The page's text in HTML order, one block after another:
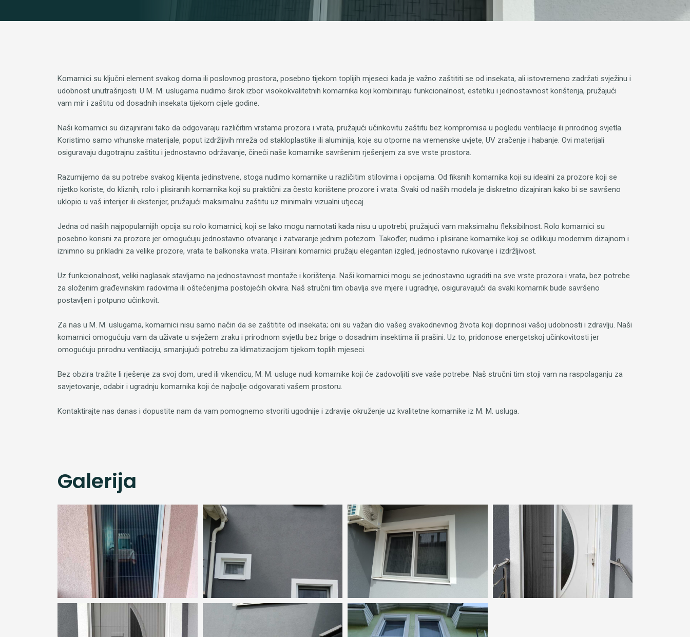
Komarnici su ključni element svakog doma ili poslovnog prostora, posebno tijekom toplijih mjeseci kada je važno zaštititi se od insekata, ali istovremeno zadržati svježinu i
udobnost unutrašnjosti. U M. M. uslugama nudimo širok izbor visokokvalitetnih komarnika koji kombiniraju funkcionalnost, estetiku i jednostavnost korištenja, pružajući
vam mir i zaštitu od dosadnih insekata tijekom cijele godine.
Naši komarnici su dizajnirani tako da odgovaraju različitim vrstama prozora i vrata, pružajući učinkovitu zaštitu bez kompromisa u pogledu ventilacije ili prirodnog svjetla.
Koristimo samo vrhunske materijale, poput izdržljivih mreža od stakloplastike ili aluminija, koje su otporne na vremenske uvjete, UV zračenje i habanje. Ovi materijali
osiguravaju dugotrajnu zaštitu i jednostavno održavanje, čineći naše komarnike savršenim rješenjem za sve vrste prostora.
Razumijemo da su potrebe svakog klijenta jedinstvene, stoga nudimo komarnike u različitim stilovima i opcijama. Od fiksnih komarnika koji su idealni za prozore koji se
rijetko koriste, do kliznih, rolo i plisiranih komarnika koji su praktični za često korištene prozore i vrata. Svaki od naših modela je diskretno dizajniran kako bi se savršeno
uklopio u vaš interijer ili eksterijer, pružajući maksimalnu zaštitu uz minimalni vizualni utjecaj.
Jedna od naših najpopularnijih opcija su rolo komarnici, koji se lako mogu namotati kada nisu u upotrebi, pružajući vam maksimalnu fleksibilnost. Rolo komarnici su
posebno korisni za prozore jer omogućuju jednostavno otvaranje i zatvaranje jednim potezom. Također, nudimo i plisirane komarnike koji se odlikuju modernim dizajnom i
iznimno su prikladni za velike prozore, vrata te balkonska vrata. Plisirani komarnici pružaju elegantan izgled, jednostavno rukovanje i izdržljivost.
Uz funkcionalnost, veliki naglasak stavljamo na jednostavnost montaže i korištenja. Naši komarnici mogu se jednostavno ugraditi na sve vrste prozora i vrata, bez potrebe
za složenim građevinskim radovima ili oštećenjima postojećih okvira. Naš stručni tim obavlja sve mjere i ugradnje, osiguravajući da svaki komarnik bude savršeno
postavljen i potpuno učinkovit.
Za nas u M. M. uslugama, komarnici nisu samo način da se zaštitite od insekata; oni su važan dio vašeg svakodnevnog života koji doprinosi vašoj udobnosti i zdravlju. Naši
komarnici omogućuju vam da uživate u svježem zraku i prirodnom svjetlu bez brige o dosadnim insektima ili prašini. Uz to, pridonose energetskoj učinkovitosti jer
omogućuju prirodnu ventilaciju, smanjujući potrebu za klimatizacijom tijekom toplih mjeseci.
Bez obzira tražite li rješenje za svoj dom, ured ili vikendicu, M. M. usluge nudi komarnike koji će zadovoljiti sve vaše potrebe. Naš stručni tim stoji vam na raspolaganju za
savjetovanje, odabir i ugradnju komarnika koji će najbolje odgovarati vašem prostoru.
Kontaktirajte nas danas i dopustite nam da vam pomognemo stvoriti ugodnije i zdravije okruženje uz kvalitetne komarnike iz M. M. usluga.
Galerija